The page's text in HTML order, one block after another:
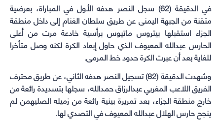
في الدقيقة (62) سجل النصر هدفه الأول في المباراة، بعرضية
متقنة من الجبهة اليمنى عن طريق سلطان الغنام إلى داخل منطقة
الجزاء استقبلها بيتروس ماتيوس برأسية خادعة مرت من أعلى
الحارس عبدالله المعيوف الذي حاول إبعاد الكرة لكنه وصل متأخرا
للغاية بعد أن عبرت الكرة حدود خط المرمى.
وشهدت الدقيقة (82) تسجيل النصر هدفه الثاني، عن طريق محترف
الفريق اللاعب المغربي عبدالرزاق حمدالله، سجلها بتسديدة رائعة من
خارج منطقة الجزاء، بعد تمريرة بينية رائعة من زميله الصليهمن لم
ينجح حارس الهلال عبدالله المعيوف في التصدي لها.